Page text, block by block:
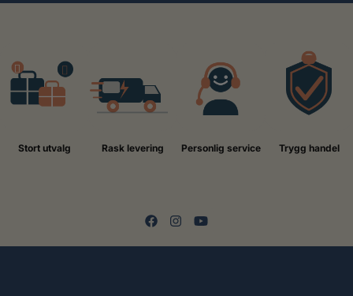
Stort utvalg Rask levering Personlig service Trygg handel